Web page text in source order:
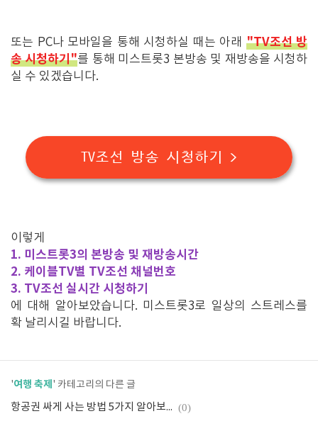
또는 PC나 모바일을 통해 시청하실 때는 아래 "TV조선 방
송 시청하기"를 통해 미스트롯3 본방송 및 재방송을 시청하
실 수 있겠습니다.
TV조선 방송 시청하기 >
이렇게
1. 미스트롯3의 본방송 및 재방송시간
2. 케이블TV별 TV조선 채널번호
3. TV조선 실시간 시청하기
에 대해 알아보았습니다. 미스트롯3로 일상의 스트레스를
확 날리시길 바랍니다.
'여행 축제 ' 카테고리의 다른 글
항공권 싸게 사는 방법 5가지 알아보기 (0)